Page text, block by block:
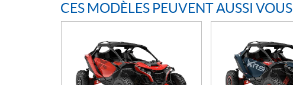
CES MODÈLES PEUVENT AUSSI